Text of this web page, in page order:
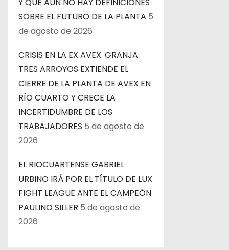
Y QUE AÚN NO HAY DEFINICIONES
SOBRE EL FUTURO DE LA PLANTA 5
de agosto de 2026
CRISIS EN LA EX AVEX. GRANJA
TRES ARROYOS EXTIENDE EL
CIERRE DE LA PLANTA DE AVEX EN
RÍO CUARTO Y CRECE LA
INCERTIDUMBRE DE LOS
TRABAJADORES 5 de agosto de
2026
EL RIOCUARTENSE GABRIEL
URBINO IRÁ POR EL TÍTULO DE LUX
FIGHT LEAGUE ANTE EL CAMPEÓN
PAULINO SILLER 5 de agosto de
2026